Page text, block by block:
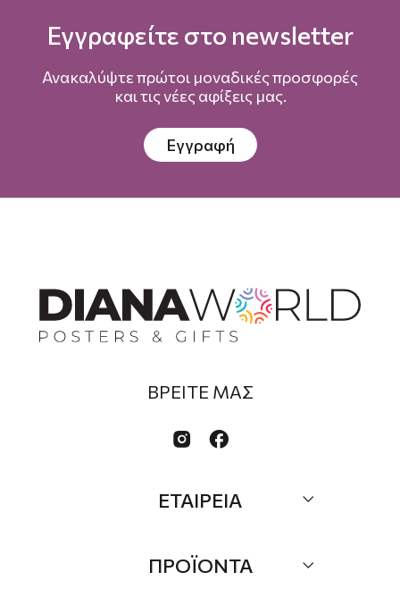
Εγγραφείτε στο newsletter
Ανακαλύψτε πρώτοι μοναδικές προσφορές
και τις νέες αφίξεις μας.
Εγγραφή
ΒΡΕΙΤΕ ΜΑΣ
 
ΕΤΑΙΡΕΙΑ
Επικοινωνία
ΠΡΟΪΟΝΤΑ